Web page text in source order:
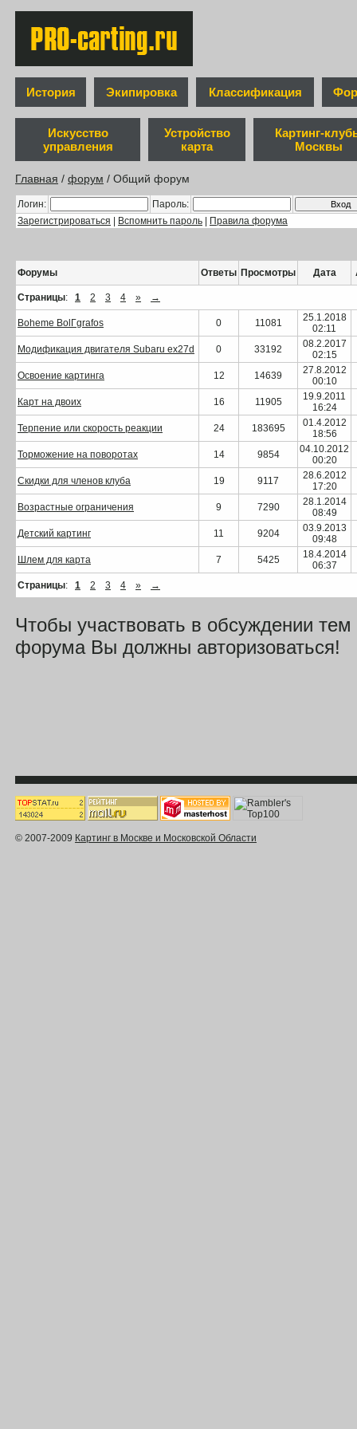
История Экипировка Классификация
Искусство
управления
Устройство
карта
Картинг-
Москвы
Главная / форум / Общий форум
Логин:
Пароль:
Зарегистрироваться
Вспомнить пароль Правила форума
Форумы Ответы Просмотры Дата
Страницы: 1 2 3 4 » →
Boheme BolГ­grafos 0 11081
25.1.2018
02:11
Модификация двигателя Subaru ex27d
0 33192
08.2.2017
02:15
Освоение картинга
12 14639
27.8.2012
00:10
Карт на двоих
16 11905
19.9.2011
16:24
Терпение или скорость реакции
24 183695
01.4.2012
18:56
Торможение на поворотах
14 9854
04.10.2012
00:20
Скидки для членов клуба
19 9117
28.6.2012
17:20
Возрастные ограничения
9 7290
28.1.2014
08:49
Детский картинг
11 9204
03.9.2013
09:48
Шлем для карта
7 5425
18.4.2014
06:37
Страницы: 1 2 3 4 » →
Чтобы участвовать в обсуждении тем
форума Вы должны авторизоваться!
© 2007-2009 Картинг в Москве и Московской Области